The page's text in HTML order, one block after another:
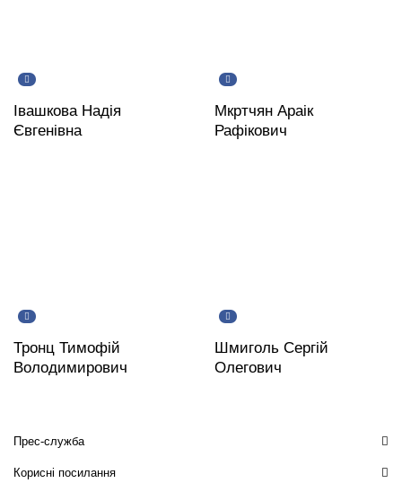
Івашкова Надія
Євгенівна
Мкртчян Араік
Рафікович
Тронц Тимофій
Володимирович
Шмиголь Сергій
Олегович
Прес-служба
Корисні посилання